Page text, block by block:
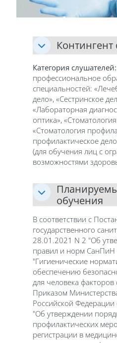
Категория слушателей:
профессиональное
специальностей:
дело», «Сестринское
«Лабораторная
оптика»,
«Стоматология
профилактическое
(для обучения лиц с
возможностями
обучения
В соответствии с
государственного
28.01.2021 N 2 "Об
правил и норм СанПиН
"Гигиенические
обеспечению
для человека
Приказом
Российской
"Об утверждении
профилактических
регистрации в